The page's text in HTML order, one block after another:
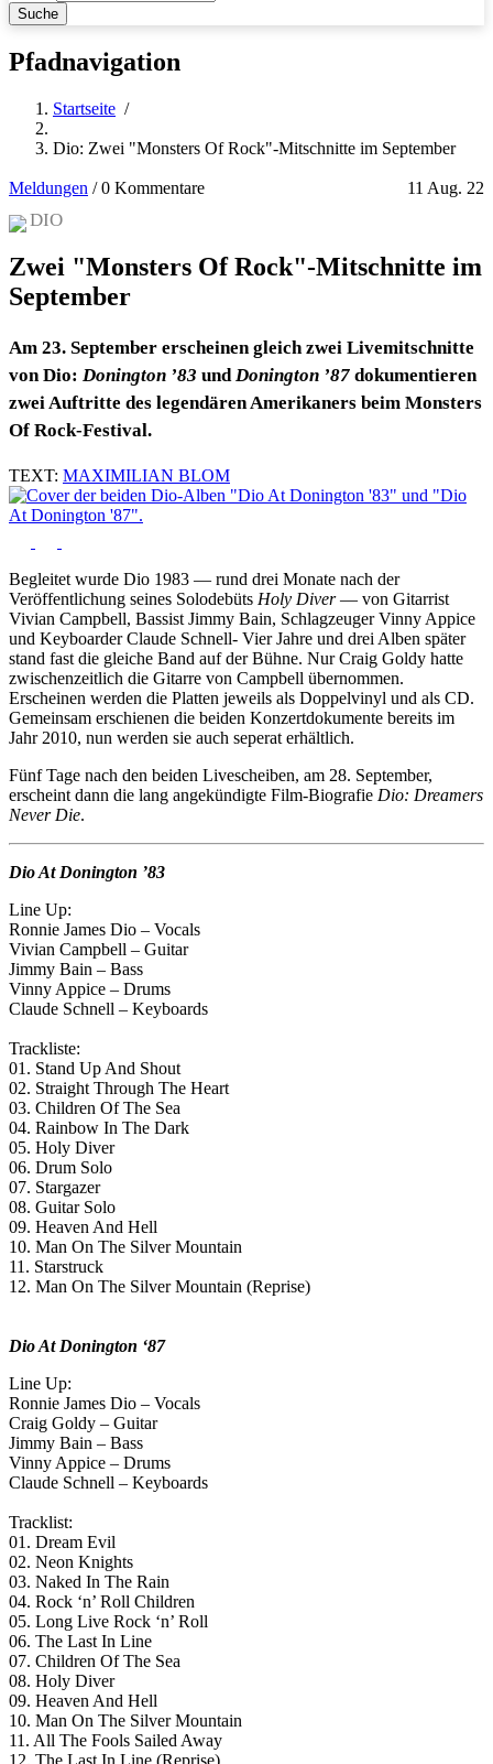
Pfadnavigation
Startseite /
Dio: Zwei "Monsters Of Rock"-Mitschnitte im September
Meldungen 11 Aug. 22
/0 Kommentare
DIO
Zwei "Monsters Of Rock"-Mitschnitte im
September
Am 23. September erscheinen gleich zwei Livemitschnitte
von Dio: Donington ’83 undDonington ’87 dokumentieren
zwei Auftritte des legendären Amerikaners beim Monsters
Of Rock-Festival.
TEXT: MAXIMILIAN BLOM
Begleitet wurde Dio 1983 — rund drei Monate nach der
Veröffentlichung seines Solodebüts Holy Diver— von Gitarrist
Vivian Campbell, Bassist Jimmy Bain, Schlagzeuger Vinny Appice
und Keyboarder Claude Schnell- Vier Jahre und drei Alben später
stand fast die gleiche Band auf der Bühne. Nur Craig Goldy hatte
zwischenzeitlich die Gitarre von Campbell übernommen.
Erscheinen werden die Platten jeweils als Doppelvinyl und als CD.
Gemeinsam erschienen die beiden Konzertdokumente bereits im
Jahr 2010, nun werden sie auch seperat erhältlich.
Fünf Tage nach den beiden Livescheiben, am 28. September,
erscheint dann die lang angekündigte Film-Biografie Dio: Dreamers
Never Die.
Dio At Donington ’83
Line Up:
Ronnie James Dio – Vocals
Vivian Campbell – Guitar
Jimmy Bain – Bass
Vinny Appice – Drums
Claude Schnell – Keyboards
Trackliste:
01. Stand Up And Shout
02. Straight Through The Heart
03. Children Of The Sea
04. Rainbow In The Dark
05. Holy Diver
06. Drum Solo
07. Stargazer
08. Guitar Solo
09. Heaven And Hell
10. Man On The Silver Mountain
11. Starstruck
12. Man On The Silver Mountain (Reprise)
Dio At Donington ‘87
Line Up:
Ronnie James Dio – Vocals
Craig Goldy – Guitar
Jimmy Bain – Bass
Vinny Appice – Drums
Claude Schnell – Keyboards
Tracklist:
01. Dream Evil
02. Neon Knights
03. Naked In The Rain
04. Rock ‘n’ Roll Children
05. Long Live Rock ‘n’ Roll
06. The Last In Line
07. Children Of The Sea
08. Holy Diver
09. Heaven And Hell
10. Man On The Silver Mountain
11. All The Fools Sailed Away